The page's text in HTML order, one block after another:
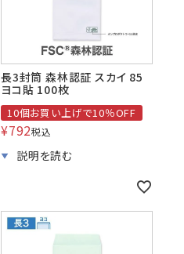
長3封筒 森林認証 スカイ 85
ヨコ貼 100枚
10個お買い上げで10％OFF
¥792税込